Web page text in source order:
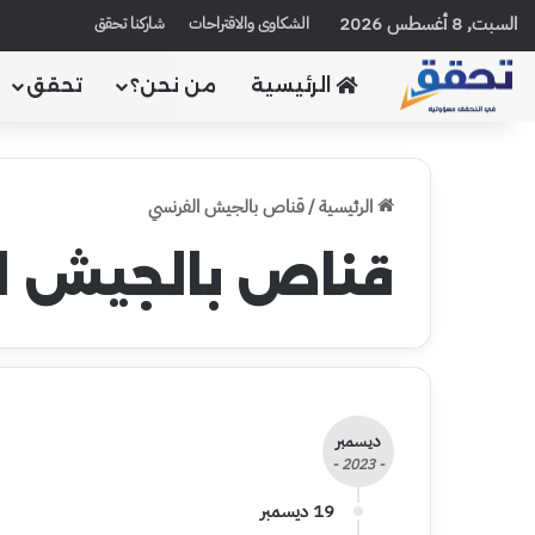
السبت, 8 أغسطس 2026 الشكاوى والاقتراحات شاركنا تحقق
الرئيسية من نحن؟ تحقق
الرئيسية/قناص بالجيش الفرنسي
قناص بالجيش
ديسمبر
- 2023 -
19 ديسمبر